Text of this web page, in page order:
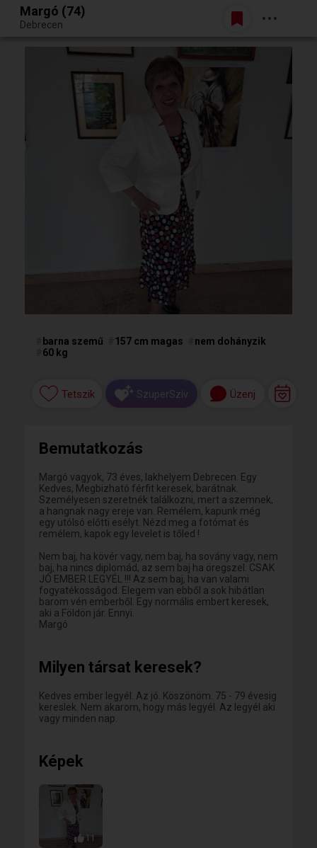
Egy jó randiból bármi lehet.
Belépés
Margó (74)
Debrecen
barna szemű 157 cm magas
nem dohányzik
60 kg
Tetszik SzuperSzív Üzenj
Bemutatkozás
Margó vagyok, 73 éves, lakhelyem Debrecen. Egy
Kedves, Megbizható férfit keresek, barátnak.
Személyesen szeretnék találkozni, mert a szemnek,
a hangnak nagy ereje van. Remélem, kapunk még
egy utólsó előtti esélyt. Nézd meg a fotómat és
remélem, kapok egy levelet is tőled !
Nem baj, ha kövér vagy, nem baj, ha sovány vagy, nem
baj, ha nincs diplomád, az sem baj ha öregszel. CSAK
JÓ EMBER LEGYÉL !!! Az sem baj, ha van valami
fogyatékosságod. Elegem van ebből a sok hibátlan
barom vén emberből. Egy normális embert keresek,
aki a Földön jár. Ennyi.
Margó
Milyen társat keresek?
Kedves ember legyél. Az jó. Köszönöm. 75 - 79 évesig
kereslek. Nem akarom, hogy más legyél. Az legyél aki
vagy minden nap.
Képek
11